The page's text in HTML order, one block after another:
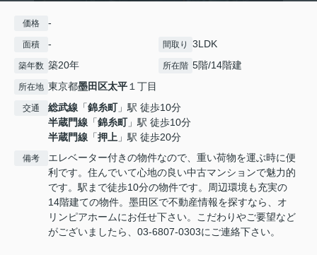
価格 -
面積 - 間取り 3LDK
築年数 築20年 所在階 5階/14階建
所在地 東京都墨田区太平１丁目
交通 総武線 「錦糸町」駅 徒歩10分
半蔵門線 「錦糸町」駅 徒歩10分
半蔵門線 「押上 」駅 徒歩20分
備考
エレベーター付きの物件なので、重い荷物を運ぶ時に便
利です。住んでいて心地の良い中古マンションで魅力的
です。駅まで徒歩10分の物件です。周辺環境も充実の
14階建ての物件。墨田区で不動産情報を探すなら、オ
リンピアホームにお任せ下さい。こだわりやご要望など
がございましたら、03-6807-0303にご連絡下さい。